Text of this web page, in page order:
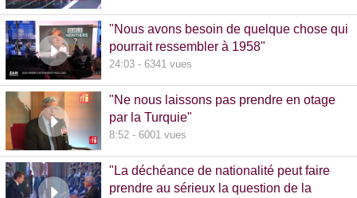
"Nous avons besoin de quelque chose qui
pourrait ressembler à 1958"
24:03 - 6341 vues
"Ne nous laissons pas prendre en otage
par la Turquie"
8:52 - 6001 vues
"La déchéance de nationalité peut faire
prendre au sérieux la question de la